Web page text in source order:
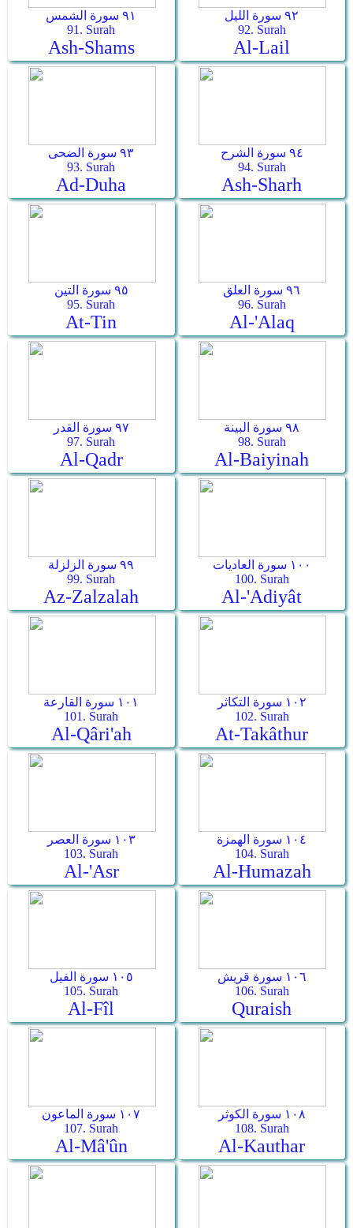
٩١ سورة الشمس
91. Surah
Ash-Shams
٩٢ سورة الليل
92. Surah
Al-Lail
٩٣ سورة الضحى
93. Surah
Ad-Duha
٩٤ سورة الشرح
94. Surah
Ash-Sharh
٩٥ سورة التين
95. Surah
At-Tin
٩٦ سورة العلق
96. Surah
Al-'Alaq
٩٧ سورة القدر
97. Surah
Al-Qadr
٩٨ سورة البينة
98. Surah
Al-Baiyinah
٩٩ سورة الزلزلة
99. Surah
Az-Zalzalah
١٠٠ سورة العاديات
100. Surah
Al-'Adiyât
١٠١ سورة القارعة
101. Surah
Al-Qâri'ah
١٠٢ سورة التكاثر
102. Surah
At-Takâthur
١٠٣ سورة العصر
103. Surah
Al-'Asr
١٠٤ سورة الهمزة
104. Surah
Al-Humazah
١٠٥ سورة الفيل
105. Surah
Al-Fîl
١٠٦ سورة قريش
106. Surah
Quraish
١٠٧ سورة الماعون
107. Surah
Al-Mâ'ûn
١٠٨ سورة الكوثر
108. Surah
Al-Kauthar